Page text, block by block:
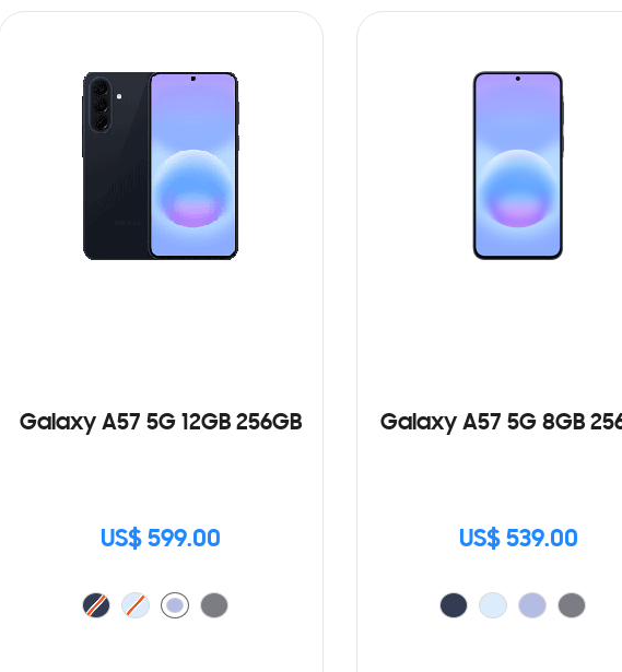
Galaxy A57 5G 12GB 256GB
US$ 599.00
Galaxy A57 5G 8GB
US$ 539.00